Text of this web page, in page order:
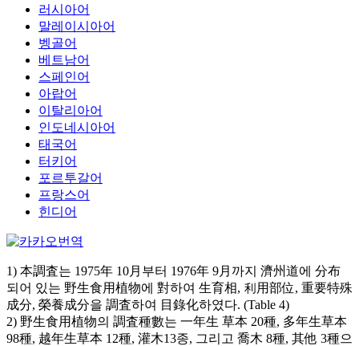
러시아어
말레이시아어
벵골어
베트남어
스페인어
아랍어
이탈리아어
인도네시아어
태국어
터키어
포르투갈어
프랑스어
힌디어
1) 本調査는 1975年 10月부터 1976年 9月까지 濟州道에 分布
되어 있는 野生食用植物에 對하여 生育相, 利用部位, 重要特殊
成分, 榮養成分을 調査하여 目錄化하였다. (Table 4)
2) 野生食用植物의 調査種數는 一年生 草本 20種, 多年生草本
98種, 越年生草本 12種, 灌木13종, 그리고 喬木 8種, 其他 3種으